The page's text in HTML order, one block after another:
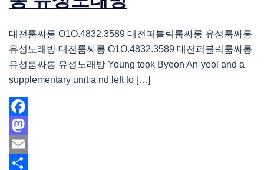
대전룸싸롱 O1O.4832.3589 대전퍼블릭룸싸롱 유성룸싸롱
유성노래방 대전룸싸롱 O1O.4832.3589 대전퍼블릭룸싸롱
유성룸싸롱 유성노래방 Young took Byeon An-yeol and a
supplementary unit a nd left to […]
Facebook
Mastodon
Email